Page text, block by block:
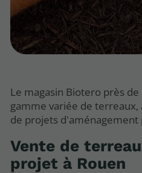
Le magasin Biotero près
gamme variée de terreaux,
de projets d'aménagement
Vente de
projet à Rouen